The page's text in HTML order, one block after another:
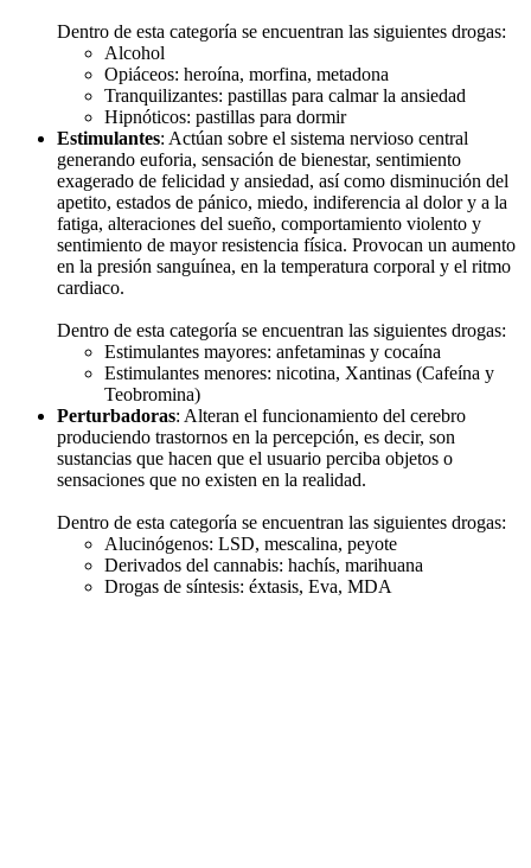
Dentro de esta categoría se encuentran las siguientes drogas:
Alcohol
Opiáceos: heroína, morfina, metadona
Tranquilizantes: pastillas para calmar la ansiedad
Hipnóticos: pastillas para dormir
Estimulantes: Actúan sobre el sistema nervioso central
generando euforia, sensación de bienestar, sentimiento
exagerado de felicidad y ansiedad, así como disminución del
apetito, estados de pánico, miedo, indiferencia al dolor y a la
fatiga, alteraciones del sueño, comportamiento violento y
sentimiento de mayor resistencia física. Provocan un aumento
en la presión sanguínea, en la temperatura corporal y el ritmo
cardiaco.
Dentro de esta categoría se encuentran las siguientes drogas:
Estimulantes mayores: anfetaminas y cocaína
Estimulantes menores: nicotina, Xantinas (Cafeína y
Teobromina)
Perturbadoras: Alteran el funcionamiento del cerebro
produciendo trastornos en la percepción, es decir, son
sustancias que hacen que el usuario perciba objetos o
sensaciones que no existen en la realidad.
Dentro de esta categoría se encuentran las siguientes drogas:
Alucinógenos: LSD, mescalina, peyote
Derivados del cannabis: hachís, marihuana
Drogas de síntesis: éxtasis, Eva, MDA